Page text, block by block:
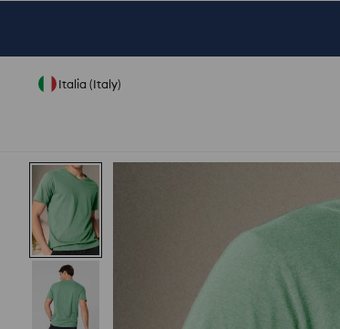
Italia (Italy)